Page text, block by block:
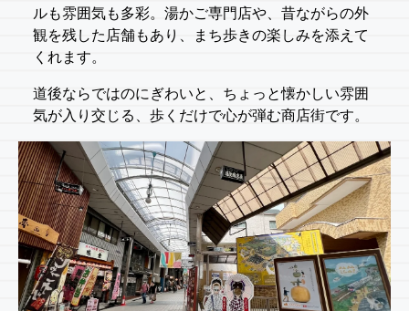
ルも雰囲気も多彩。湯かご専門店や、昔ながらの外
観を残した店舗もあり、まち歩きの楽しみを添えて
くれます。
道後ならではのにぎわいと、ちょっと懐かしい雰囲
気が入り交じる、歩くだけで心が弾む商店街です。